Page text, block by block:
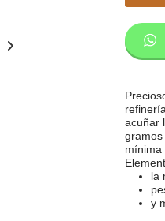
acuñar
mínima
la
y